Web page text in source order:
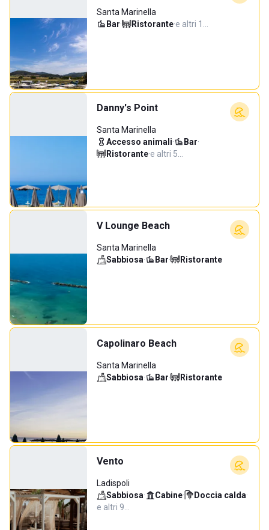
Santa Marinella
Bar· Ristorante·e altri 1…
Danny's Point
Santa Marinella
Accesso animali· Bar·
Ristorante·e altri 5…
V Lounge Beach
Santa Marinella
Sabbiosa· Bar· Ristorante
Capolinaro Beach
Santa Marinella
Sabbiosa· Bar· Ristorante
Vento
Ladispoli
Sabbiosa· Cabine· Doccia calda·
e altri 9…